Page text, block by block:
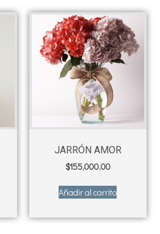
JARRÓN AMOR
$155,000.00
Añadir al carrito